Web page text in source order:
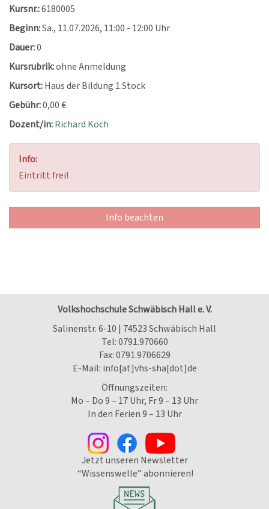
Kursnr.:6180005
Beginn:Sa., 11.07.2026, 11:00 - 12:00 Uhr
Dauer:0
Kursrubrik:ohne Anmeldung
Kursort:Haus der Bildung 1.Stock
Gebühr:0,00 €
Dozent/in:Richard Koch
Info:
Eintritt frei!
Info beachten
Volkshochschule Schwäbisch Hall e. V.
Salinenstr. 6-10 | 74523 Schwäbisch Hall
Tel:0791.970660
Fax: 0791.9706629
E-Mail: info[at]vhs-sha[dot]de
Öffnungszeiten:
Mo – Do 9 – 17 Uhr, Fr 9 – 13 Uhr
In den Ferien 9 – 13 Uhr
Jetzt unseren Newsletter
“Wissenswelle” abonnieren!